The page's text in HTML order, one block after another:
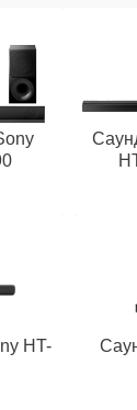
HT-